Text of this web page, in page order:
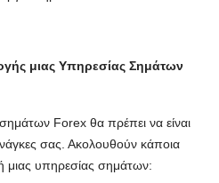
μιας Υπηρεσίας Σημάτων
Forex θα πρέπει να είναι
σας. Ακολουθούν κάποια
μιας υπηρεσίας σημάτων: